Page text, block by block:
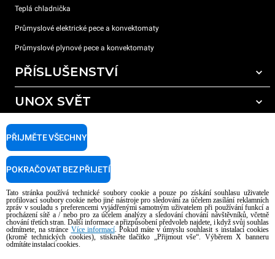
Teplá chladnička
Průmyslové elektrické pece a konvektomaty
Průmyslové plynové pece a konvektomaty
PŘÍSLUŠENSTVÍ
Všechna příslušenství
Čisticí prostředky pro ruční mytí
Úprava vody pryskyřičnými filtry
Úprava vody reverzní osmózou
UNOX SVĚT
Naše pobočky po celém světě
PODPORA
Najděte Servisní Střediska
Copyright 2026 UNOX S.p.A. Všechna práva vyhrazena. Reg. Imp. Padova n °
04230750285 - REA Padova 372835 - Cap. Soc. 5.000.000 € iv - P.IVA / CF
04230750285 - IT WEEE Reg. No. IT08020000000377
AI Content Disclaimer Privacy policy Cookie policy
Tato stránka používá technické soubory cookie a pouze po získání souhlasu uživatele
profilovací soubory cookie nebo jiné nástroje pro sledování za účelem zasílání reklamních
zpráv v souladu s preferencemi vyjádřenými samotným uživatelem při používání funkcí a
procházení sítě a / nebo pro za účelem analýzy a sledování chování návštěvníků, včetně
chování třetích stran. Další informace a přizpůsobení předvoleb najdete, i když svůj souhlas
odmítnete, na stránce Více informací. Pokud máte v úmyslu souhlasit s instalací cookies
(kromě technických cookies), stiskněte tlačítko „Přijmout vše“. Výběrem X banneru
odmítáte instalaci cookies.
PŘIJMĚTE VŠECHNY
POKRAČOVAT BEZ PŘIJETÍ